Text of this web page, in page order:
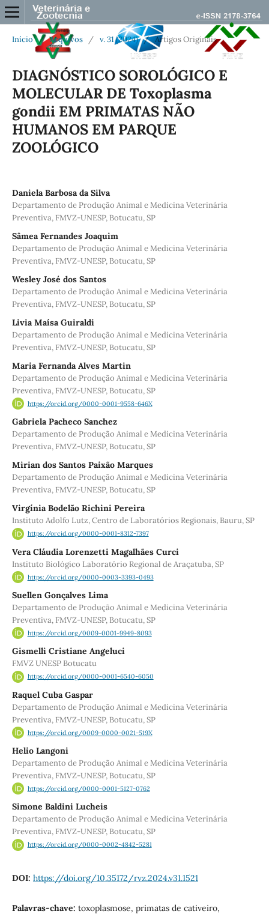
Início / Arquivos / v. 31 (2024) / Artigos Originais
DIAGNÓSTICO SOROLÓGICO E
MOLECULAR DE Toxoplasma
gondii EM PRIMATAS NÃO
HUMANOS EM PARQUE
ZOOLÓGICO
Daniela Barbosa da Silva
Departamento de Produção Animal e Medicina Veterinária
Preventiva, FMVZ-UNESP, Botucatu, SP
Sâmea Fernandes Joaquim
Departamento de Produção Animal e Medicina Veterinária
Preventiva, FMVZ-UNESP, Botucatu, SP
Wesley José dos Santos
Departamento de Produção Animal e Medicina Veterinária
Preventiva, FMVZ-UNESP, Botucatu, SP
Livia Maísa Guiraldi
Departamento de Produção Animal e Medicina Veterinária
Preventiva, FMVZ-UNESP, Botucatu, SP
Maria Fernanda Alves Martin
Departamento de Produção Animal e Medicina Veterinária
Preventiva, FMVZ-UNESP, Botucatu, SP
https://orcid.org/0000-0001-9558-646X
Gabriela Pacheco Sanchez
Departamento de Produção Animal e Medicina Veterinária
Preventiva, FMVZ-UNESP, Botucatu, SP
Mirian dos Santos Paixão Marques
Departamento de Produção Animal e Medicina Veterinária
Preventiva, FMVZ-UNESP, Botucatu, SP
Virgínia Bodelão Richini Pereira
Instituto Adolfo Lutz, Centro de Laboratórios Regionais, Bauru, SP
https://orcid.org/0000-0001-8312-7397
Vera Cláudia Lorenzetti Magalhães Curci
Instituto Biológico Laboratório Regional de Araçatuba, SP
https://orcid.org/0000-0003-3393-0493
Suellen Gonçalves Lima
Departamento de Produção Animal e Medicina Veterinária
Preventiva, FMVZ-UNESP, Botucatu, SP
https://orcid.org/0009-0001-9949-8093
Gismelli Cristiane Angeluci
FMVZ UNESP Botucatu
https://orcid.org/0000-0001-6540-6050
Raquel Cuba Gaspar
Departamento de Produção Animal e Medicina Veterinária
Preventiva, FMVZ-UNESP, Botucatu, SP
https://orcid.org/0009-0000-0021-519X
Helio Langoni
Departamento de Produção Animal e Medicina Veterinária
Preventiva, FMVZ-UNESP, Botucatu, SP
https://orcid.org/0000-0001-5127-0762
Simone Baldini Lucheis
Departamento de Produção Animal e Medicina Veterinária
Preventiva, FMVZ-UNESP, Botucatu, SP
https://orcid.org/0000-0002-4842-5281
DOI: https://doi.org/10.35172/rvz.2024.v31.1521
Palavras-chave: toxoplasmose, primatas de cativeiro,